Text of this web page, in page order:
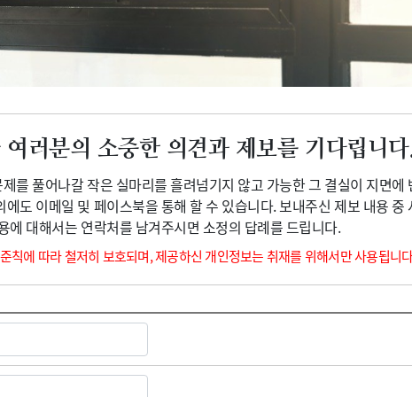
러분의 소중한 의견과 제보를 기다립니
를 풀어나갈 작은 실마리를 흘려넘기지 않고 가능한 그 결실이 지면에
도 이메일 및 페이스북을 통해 할 수 있습니다. 보내주신 제보 내용 중
에 대해서는 연락처를 남겨주시면 소정의 답례를 드립니다.
칙에 따라 철저히 보호되며, 제공하신 개인정보는 취재를 위해서만 사용됩니